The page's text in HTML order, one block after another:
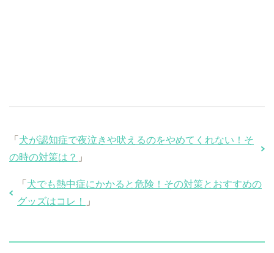
「 犬が認知症で夜泣きや吠えるのをやめてくれない！そ
の時の対策は？ 」
「 犬でも熱中症にかかると危険！その対策とおすすめの
グッズはコレ！
」